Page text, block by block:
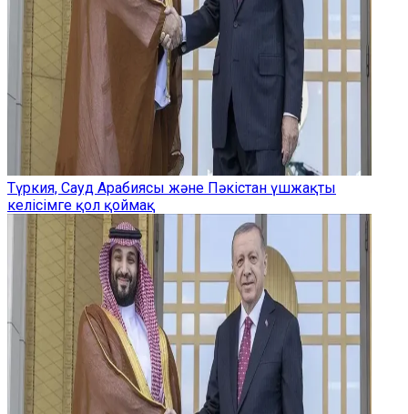
Түркия, Сауд Арабиясы және Пәкістан үшжақты
келісімге қол қоймақ